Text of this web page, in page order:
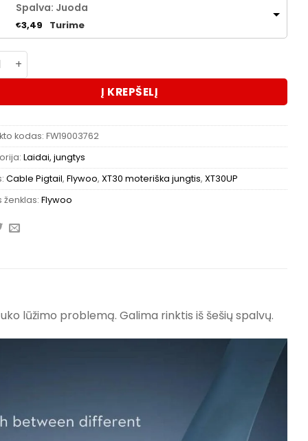
Spalva: Juoda
€3,49 Turime
kiekis: Flywoo XT30UP Female Pigtail 20awg
Į KREPŠELĮ
kodas: FW19003762
Laidai, jungtys
Cable Pigtail, Flywoo, XT30 moteriška jungtis, XT30UP
ženklas: Flywoo
lūžimo problemą. Galima rinktis iš šešių spalvų.